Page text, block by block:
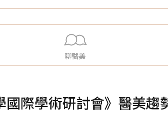
聊醫美
際學術研討會》醫美趨